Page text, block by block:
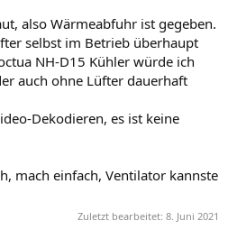
also Wärmeabfuhr ist gegeben.
selbst im Betrieb überhaupt
NH-D15 Kühler würde ich
auch ohne Lüfter dauerhaft
Dekodieren, es ist keine
mach einfach, Ventilator kannste
Zuletzt bearbeitet: 8. Juni 2021